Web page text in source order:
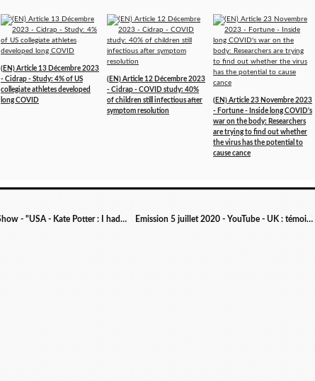
(EN) Article 13 Décembre 2023
- Cidrap - Study: 4% of US
collegiate athletes developed
long COVID
(EN) Article 12 Décembre 2023
- Cidrap - COVID study: 40%
of children still infectious after
symptom resolution
(EN) Article 23 Novembre 2023
- Fortune - Inside long COVID's
war on the body: Researchers
are trying to find out whether
the virus has the potential to
cause cance
Article 5 août 2020 - Today Show - "USA - Kate Potter : I had the opportunity to share some of my #longcovid experience on the Today Show for this quick piece about potential future treatments." Emission 5 juillet 2020 - YouTube - UK : témoignages de survivants du covid long persistant devant des députés & la Chambre des lords au Royaume-Uni